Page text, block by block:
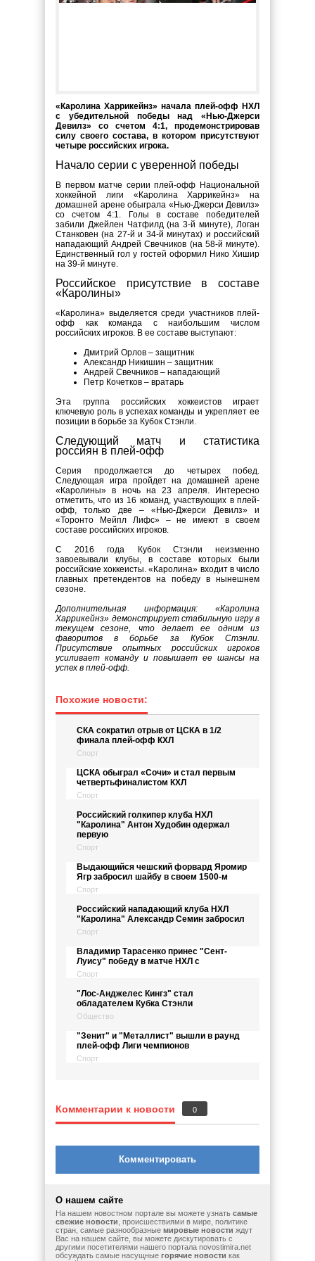
«Каролина Харрикейнз» начала плей-офф НХЛ
с убедительной победы над «Нью-Джерси
Девилз» со счетом 4:1, продемонстрировав
силу своего состава, в котором присутствуют
четыре российских игрока.
Начало серии с уверенной победы
В первом матче серии плей-офф Национальной
хоккейной лиги «Каролина Харрикейнз» на
домашней арене обыграла «Нью-Джерси Девилз»
со счетом 4:1. Голы в составе победителей
забили Джейлен Чатфилд (на 3-й минуте), Логан
Станковен (на 27-й и 34-й минутах) и российский
нападающий Андрей Свечников (на 58-й минуте).
Единственный гол у гостей оформил Нико Хишир
на 39-й минуте.
Российское присутствие в составе
«Каролины»
«Каролина» выделяется среди участников плей-
офф как команда с наибольшим числом
российских игроков. В ее составе выступают:
Дмитрий Орлов – защитник
Александр Никишин – защитник
Андрей Свечников – нападающий
Петр Кочетков – вратарь
Эта группа российских хоккеистов играет
ключевую роль в успехах команды и укрепляет ее
позиции в борьбе за Кубок Стэнли.
Следующий матч и статистика
россиян в плей-офф
Серия продолжается до четырех побед.
Следующая игра пройдет на домашней арене
«Каролины» в ночь на 23 апреля. Интересно
отметить, что из 16 команд, участвующих в плей-
офф, только две – «Нью-Джерси Девилз» и
«Торонто Мейпл Лифс» – не имеют в своем
составе российских игроков.
С 2016 года Кубок Стэнли неизменно
завоевывали клубы, в составе которых были
российские хоккеисты. «Каролина» входит в число
главных претендентов на победу в нынешнем
сезоне.
Дополнительная информация: «Каролина
Харрикейнз» демонстрирует стабильную игру в
текущем сезоне, что делает ее одним из
фаворитов в борьбе за Кубок Стэнли.
Присутствие опытных российских игроков
усиливает команду и повышает ее шансы на
успех в плей-офф.
Похожие новости:
СКА сократил отрыв от ЦСКА в 1/2
финала плей-офф КХЛ
Спорт
ЦСКА обыграл «Сочи» и стал первым
четвертьфиналистом КХЛ
Спорт
Российский голкипер клуба НХЛ
"Каролина" Антон Худобин одержал
первую
Спорт
Выдающийся чешский форвард Яромир
Ягр забросил шайбу в своем 1500-м
Спорт
Российский нападающий клуба НХЛ
"Каролина" Александр Семин забросил
Спорт
Владимир Тарасенко принес "Сент-
Луису" победу в матче НХЛ с
Спорт
"Лос-Анджелес Кингз" стал
обладателем Кубка Стэнли
Общество
"Зенит" и "Металлист" вышли в раунд
плей-офф Лиги чемпионов
Спорт
Комментарии к новости 0
Комментировать
О нашем сайте
На нашем новостном портале вы можете узнать самые
свежие новости, происшествиями в мире, политике
стран, самые разнообразные мировые новости ждут
Вас на нашем сайте, вы можете дискутировать с
другими посетителями нашего портала novostimira.net
обсуждать самые насущные горячие новости как